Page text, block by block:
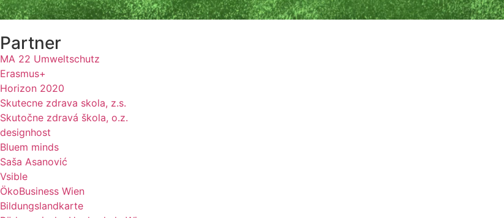
Partner
MA 22 Umweltschutz
Erasmus+
Horizon 2020
Skutecne zdrava skola, z.s.
Skutočne zdravá škola, o.z.
designhost
Bluem minds
Saša Asanović
Vsible
ÖkoBusiness Wien
Bildungslandkarte